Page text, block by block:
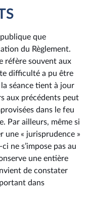
publique que
du Règlement.
réfère souvent aux
difficulté a pu être
séance tient à jour
aux précédents peut
dans le feu
Par ailleurs, même si
une « jurisprudence »
ne s’impose pas au
une entière
de constater
dans